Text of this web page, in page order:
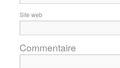
Site web
Commentaire